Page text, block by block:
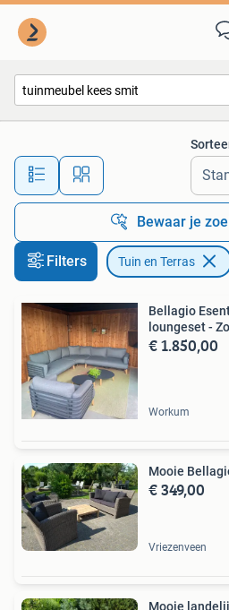
Alle afstanden…
Bewaar je
Filters Tuin en Terras
Bellagio
loungeset -
€ 1.850,00
Workum
Mooie
€ 349,00
Vriezenveen
Mooie